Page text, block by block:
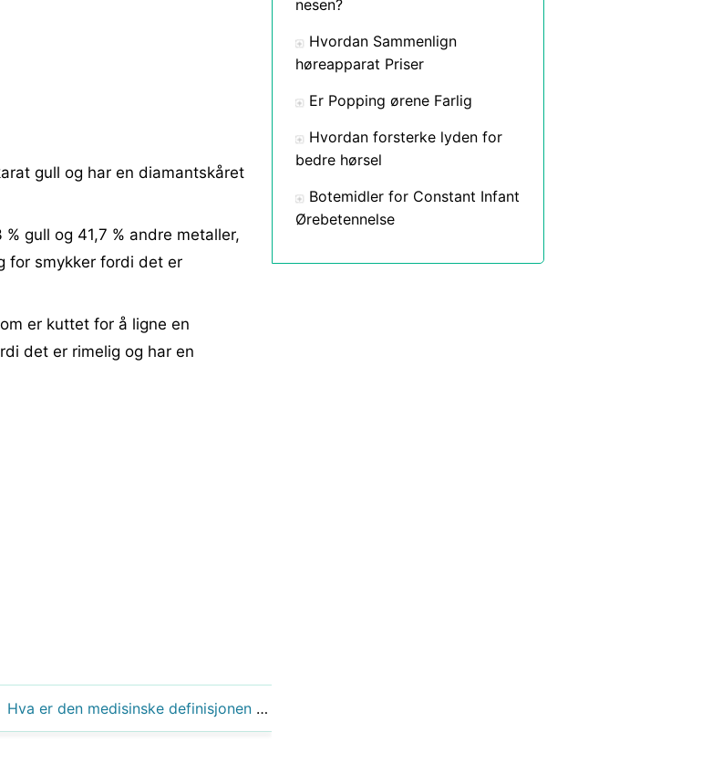
gull og har en diamantskåret
gull og 41,7 % andre metaller,
for smykker fordi det er
er kuttet for å ligne en
det er rimelig og har en
Hva er den medisinske definisjonen av rennende nese?
nesen?
Hvordan Sammenlign
høreapparat Priser
Er Popping ørene Farlig
Hvordan forsterke lyden for
bedre hørsel
Botemidler for Constant Infant
Ørebetennelse